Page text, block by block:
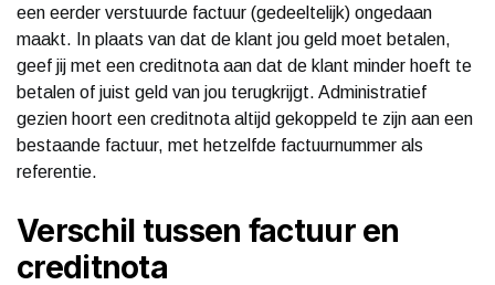
een eerder verstuurde factuur (gedeeltelijk) ongedaan
maakt. In plaats van dat de klant jou geld moet betalen,
geef jij met een creditnota aan dat de klant minder hoeft te
betalen of juist geld van jou terugkrijgt. Administratief
gezien hoort een creditnota altijd gekoppeld te zijn aan een
bestaande factuur, met hetzelfde factuurnummer als
referentie.
Verschil tussen factuur en
creditnota